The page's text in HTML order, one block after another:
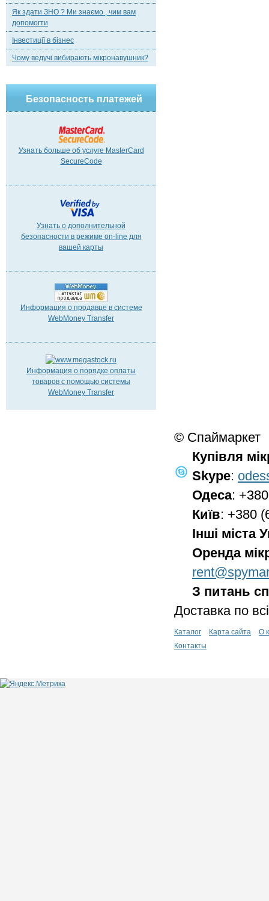
Як здати ЗНО ? Ми знаємо , чим вам
допомогти
Інвестиції в бізнес
Чому ведучі вибирають мікронавушник?
Безопасность платежей
Узнать больше об услуге MasterCard
SecureCode
Узнать о дополнительной
безопасности в режиме on-line для
вашей карты
Информация о продавце в системе
WebMoney Transfer
Информация о порядке оплаты
товаров с помощью системы
WebMoney Transfer
© Спаймаркет
Купівля
Skype:
Одеса:
Київ: +380
Інші міста
Оренда
З питань
Доставка по
Каталог Карта сайта
О
Контакты